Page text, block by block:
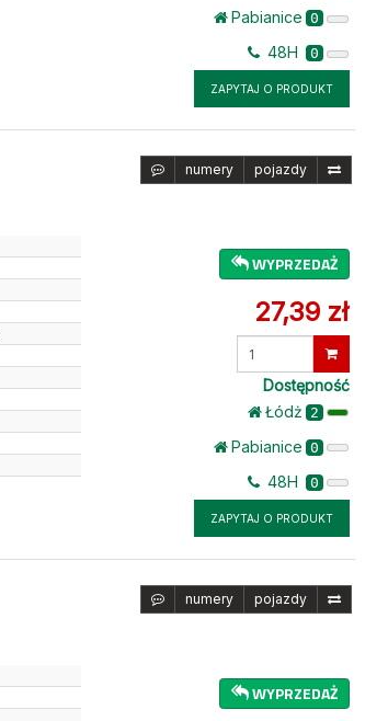
Pabianice 0
48H 0
ZAPYTAJ O PRODUKT
numery pojazdy
WYPRZEDAŻ
27,39 zł
Dostępność
Łódż 2
Pabianice 0
48H 0
ZAPYTAJ O PRODUKT
numery pojazdy
WYPRZEDAŻ